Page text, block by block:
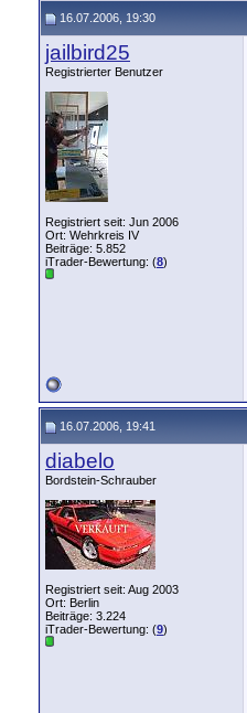
16.07.2006, 19:30
jailbird25
Registrierter Benutzer
Registriert seit: Jun 2006
Ort: Wehrkreis IV
Beiträge: 5.852
iTrader-Bewertung: (8)
16.07.2006, 19:41
diabelo
Bordstein-Schrauber
Registriert seit: Aug 2003
Ort: Berlin
Beiträge: 3.224
iTrader-Bewertung: (9)